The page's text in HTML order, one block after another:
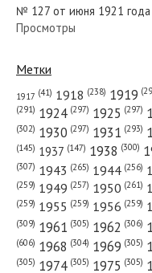
№ 127 от июня 1921
Просмотры
Метки
1917 (41) 1918 (238) 1919
(291) 1924 (297) 1925 (297)
(302) 1930 (297) 1931 (293)
(145) 1937 (147) 1938 (300)
(307) 1943 (265) 1944 (256)
(259) 1949 (257) 1950 (261)
(259) 1955 (259) 1956 (259)
(309) 1961 (305) 1962 (306)
(606) 1968 (304) 1969 (305)
(305) 1974 (305) 1975 (305)